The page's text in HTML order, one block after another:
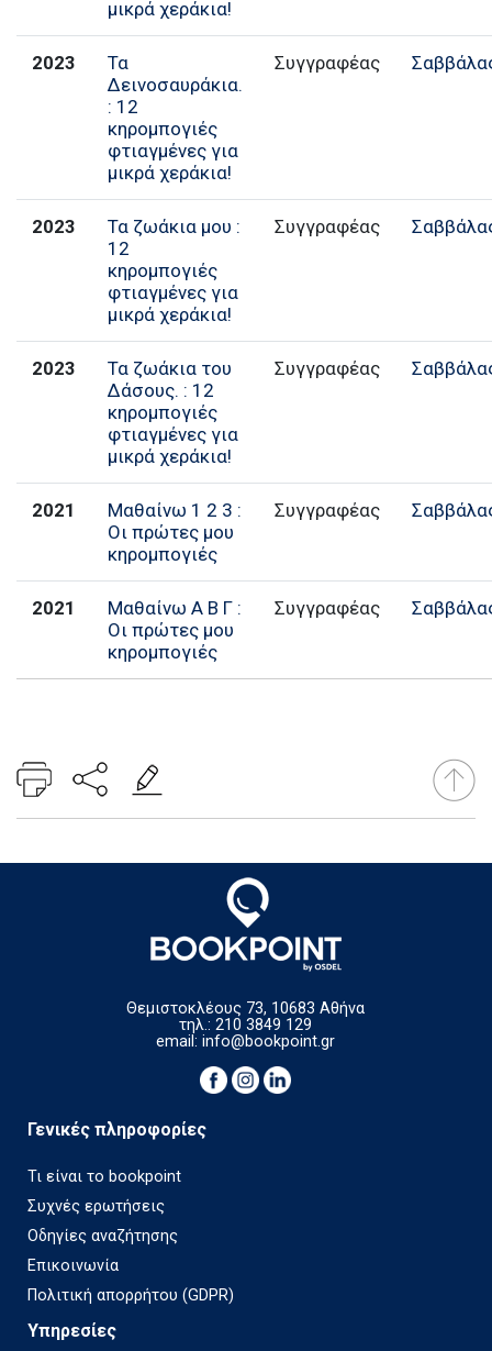
μικρά χεράκια!
2023
Τα
Δεινοσαυράκια.
: 12
κηρομπογιές
φτιαγμένες για
μικρά χεράκια!
Συγγραφέας
2023
Τα ζωάκια μου :
12
κηρομπογιές
φτιαγμένες για
μικρά χεράκια!
Συγγραφέας
2023
Τα ζωάκια του
Δάσους. : 12
κηρομπογιές
φτιαγμένες για
μικρά χεράκια!
Συγγραφέας
2021
Μαθαίνω 1 2 3 :
Οι πρώτες μου
κηρομπογιές
Συγγραφέας
2021
Μαθαίνω Α Β Γ :
Οι πρώτες μου
κηρομπογιές
Συγγραφέας
Θεμιστοκλέους 73, 10683 Αθήνα
τηλ.: 210 3849 129
email:info@bookpoint.gr
Γενικές πληροφορίες
Τι είναι το bookpoint
Συχνές ερωτήσεις
Οδηγίες αναζήτησης
Επικοινωνία
Πολιτική απορρήτου (GDPR)
Υπηρεσίες